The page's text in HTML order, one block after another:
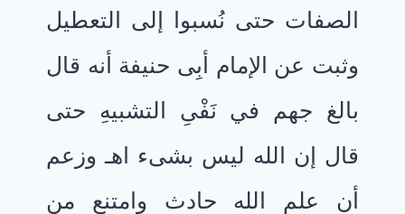
الصفات حتى نُسبوا إلى التعطيل
وثبت عن الإمام أبِى حنيفة أنه قال
بالغ جهم في نَفْىِ التشبيهِ حتى
قال إن الله ليس بشىء اهـ وزعم
أن علم الله حادث وامتنع من